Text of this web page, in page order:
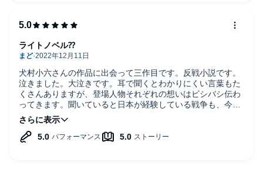
犬村小六さんの作品に出会って三作目です。反戦小説です。
泣きました。大泣きです。耳で聞くとわかりにくい言葉もた
くさんありますが、登場人物それぞれの想いはビシバシ伝わ
ってきます。聞いていると日本が経験している戦争も、今世
界で起こっている戦争も、戦っている人それぞれに人生があ
り、守りたい人がいて、正義があることに思い至ります。た
くさんの人に聞いてもらいたい作品です。
ライトノベル⁇